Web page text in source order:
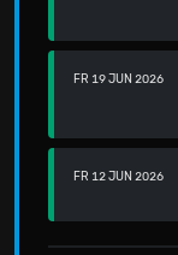
FR 19 JUN 2026
FR 12 JUN 2026